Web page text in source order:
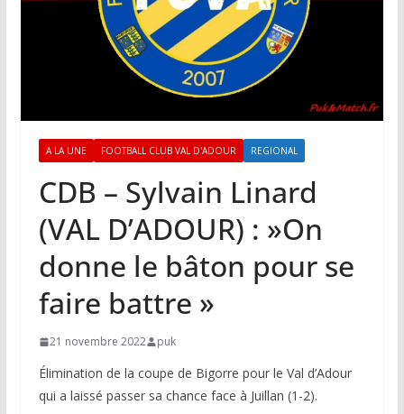
A LA UNE FOOTBALL CLUB VAL D'ADOUR REGIONAL
CDB – Sylvain Linard
(VAL D’ADOUR) : »On
donne le bâton pour se
faire battre »
21 novembre 2022 puk
Élimination de la coupe de Bigorre pour le Val d’Adour
qui a laissé passer sa chance face à Juillan (1-2).